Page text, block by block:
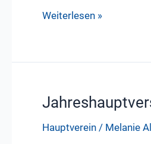
Wir
Alois
Weiterlesen »
Hauptverein / Melanie